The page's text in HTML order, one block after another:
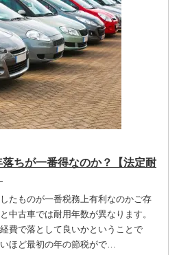
ちが一番得なのか？【法定耐
たものが一番税務上有利なのかご存
中古車では耐用年数が異なります。
費で落として良いかということで
ほど最初の年の節税がで…